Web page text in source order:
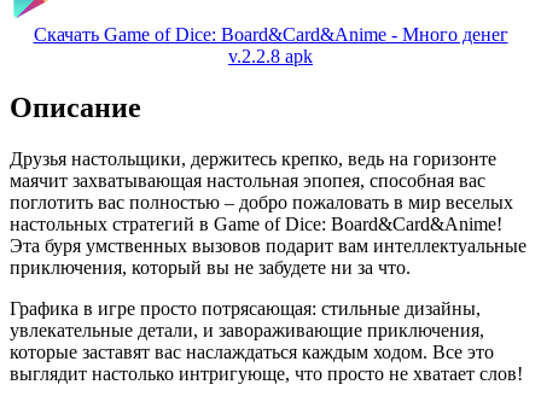
Скачать Game of Dice: Board&Card&Anime - Много денег
v.2.2.8 apk
Описание
Друзья настольщики, держитесь крепко, ведь на горизонте
маячит захватывающая настольная эпопея, способная вас
поглотить вас полностью – добро пожаловать в мир веселых
настольных стратегий в Game of Dice: Board&Card&Anime!
Эта буря умственных вызовов подарит вам интеллектуальные
приключения, который вы не забудете ни за что.
Графика в игре просто потрясающая: стильные дизайны,
увлекательные детали, и завораживающие приключения,
которые заставят вас наслаждаться каждым ходом. Все это
выглядит настолько интригующе, что просто не хватает слов!